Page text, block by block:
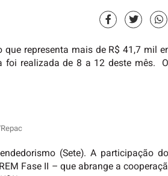
representa mais de R$ 41,7 mil
foi realizada de 8 a 12 deste mês.
(Sete). A participação
Fase II – que abrange a